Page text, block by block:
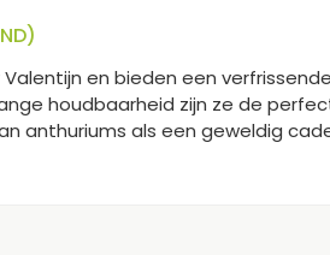
en bieden een
houdbaarheid zijn ze de
anthuriums als een geweldig